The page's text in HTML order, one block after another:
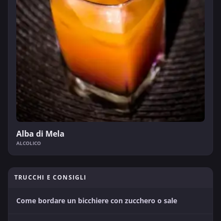
Alba di Mela
ALCOLICO
TRUCCHI E CONSIGLI
Come bordare un bicchiere con zucchero o sale